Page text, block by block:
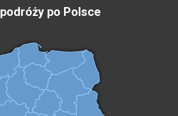
po Polsce